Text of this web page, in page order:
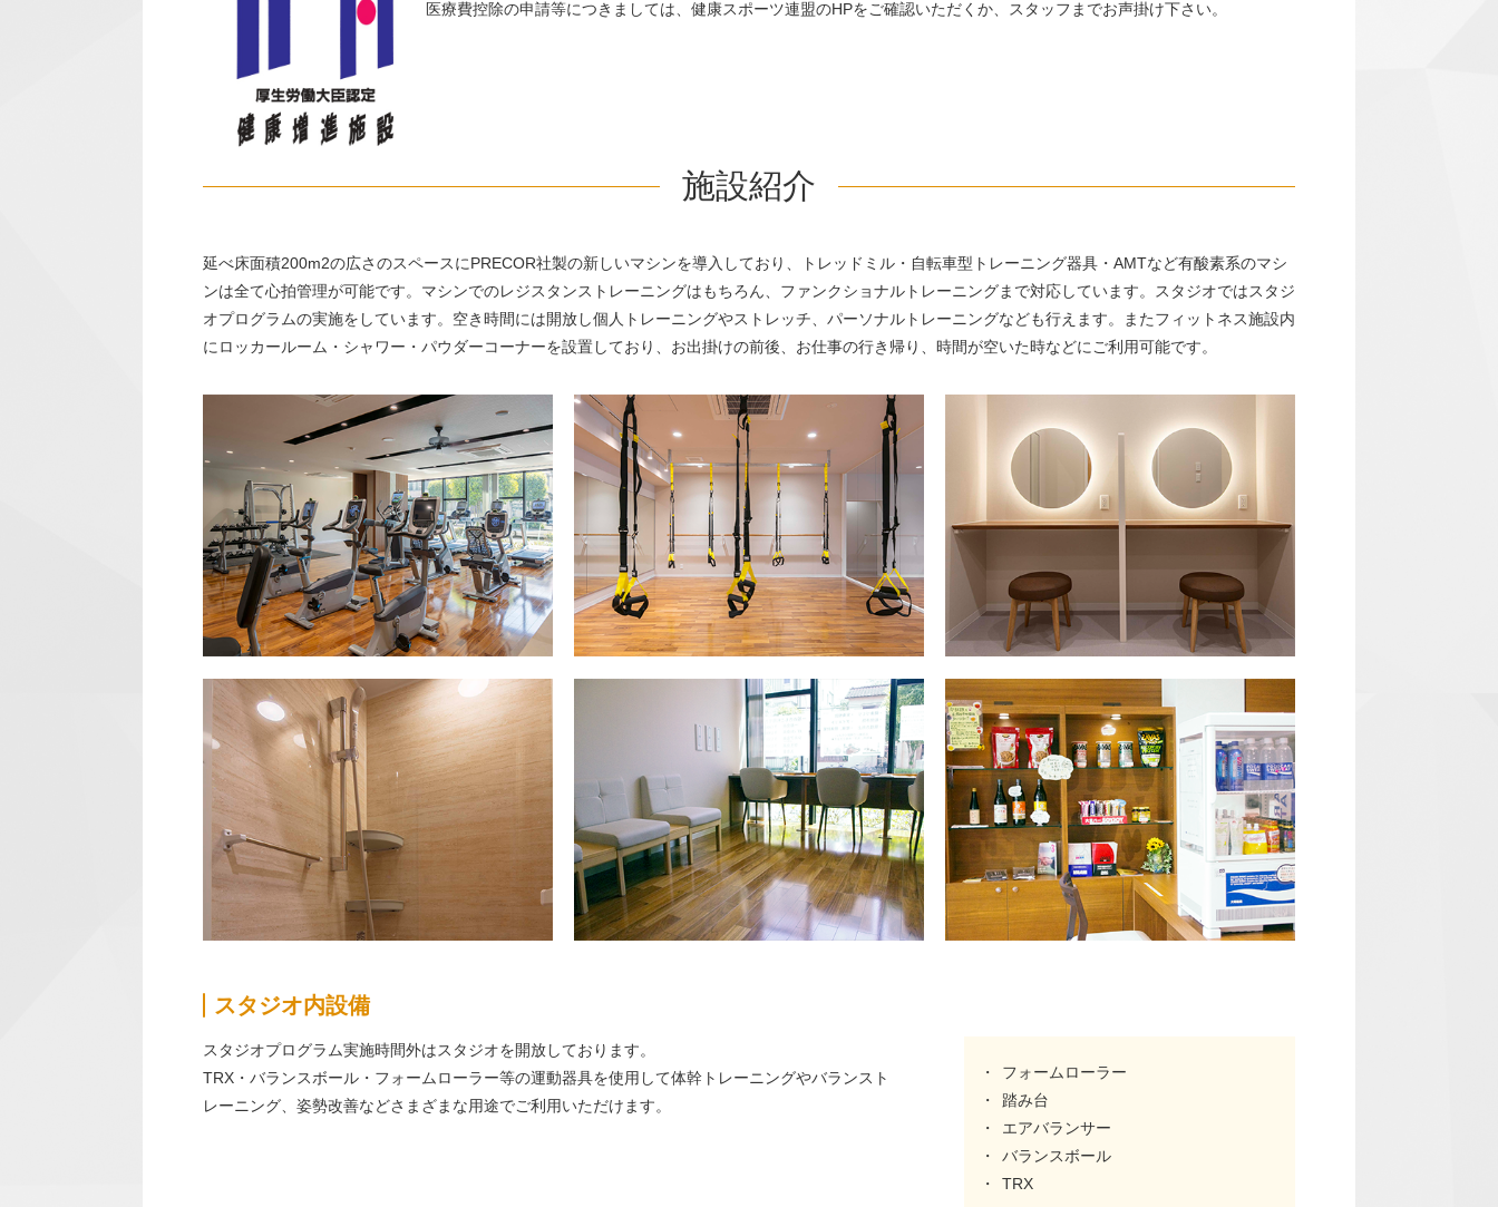
医療費控除の申請等につきましては、健康スポーツ連盟のHPをご確認いただくか、スタッフまでお声掛け下さい。
施設紹介
延べ床面積200m2の広さのスペースにPRECOR社製の新しいマシンを導入しており、トレッドミル・自転車型トレーニング器具・AMTなど有酸素系のマシ
ンは全て心拍管理が可能です。マシンでのレジスタンストレーニングはもちろん、ファンクショナルトレーニングまで対応しています。スタジオではスタジ
オプログラムの実施をしています。空き時間には開放し個人トレーニングやストレッチ、パーソナルトレーニングなども行えます。またフィットネス施設内
にロッカールーム・シャワー・パウダーコーナーを設置しており、お出掛けの前後、お仕事の行き帰り、時間が空いた時などにご利用可能です。
スタジオ内設備
スタジオプログラム実施時間外はスタジオを開放しております。
TRX・バランスボール・フォームローラー等の運動器具を使用して体幹トレーニングやバランスト
レーニング、姿勢改善などさまざまな用途でご利用いただけます。
フォームローラー
踏み台
エアバランサー
バランスボール
TRX